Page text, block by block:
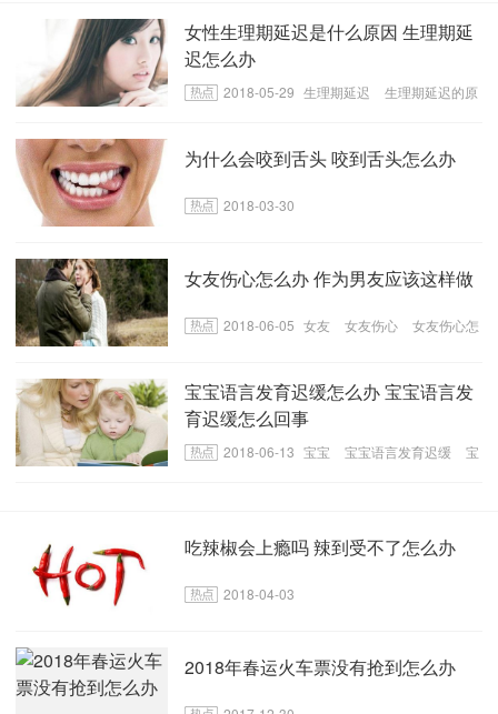
女性生理期延迟是什么原因 生理期延
迟怎么办
2018-05-29 生理期延迟
生理期延迟的原
为什么会咬到舌头 咬到舌头怎么办
2018-03-30
女友伤心怎么办 作为男友应该这样做
2018-06-05 女友 女友伤心
女友伤心怎
宝宝语言发育迟缓怎么办 宝宝语言发
育迟缓怎么回事
2018-06-13 宝宝 宝宝语言发育迟缓
宝
吃辣椒会上瘾吗 辣到受不了怎么办
2018-04-03
2018年春运火车票没有抢到怎么办